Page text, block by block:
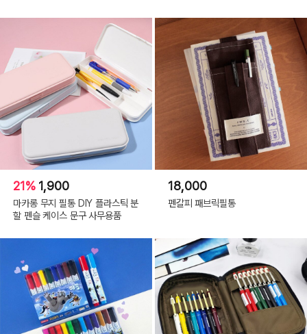
21% 1,900
마카롱 무지 필통 DIY 플라스틱 분
할 펜슬 케이스 문구 사무용품
18,000
펜갈피 패브릭필통